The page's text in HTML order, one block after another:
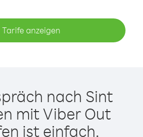
Tarife anzeigen
nach Sint
mit Viber Out
ist einfach.